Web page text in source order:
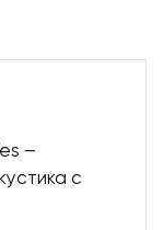
–
с